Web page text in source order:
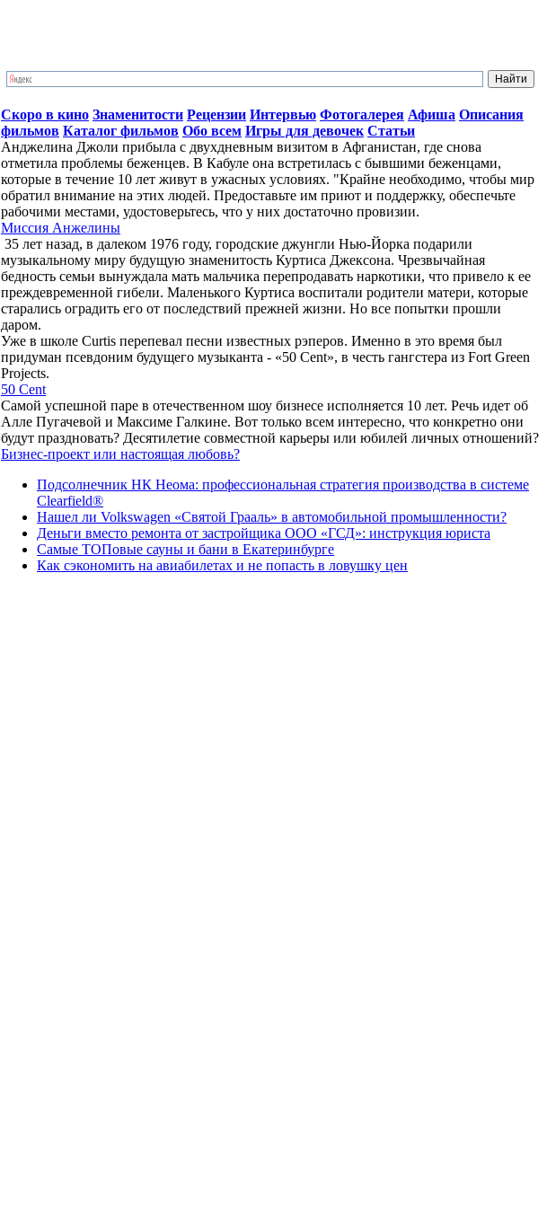
Скоро в кино Знаменитости Рецензии Интервью Фотогалерея Афиша Описания
фильмов Каталог фильмов Обо всем Игры для девочек Статьи
Анджелина Джоли прибыла с двухдневным визитом в Афганистан, где снова
отметила проблемы беженцев. В Кабуле она встретилась с бывшими беженцами,
которые в течение 10 лет живут в ужасных условиях. "Крайне необходимо, чтобы мир
обратил внимание на этих людей. Предоставьте им приют и поддержку, обеспечьте
рабочими местами, удостоверьтесь, что у них достаточно провизии.
Миссия Анжелины
35 лет назад, в далеком 1976 году, городские джунгли Нью-Йорка подарили
музыкальному миру будущую знаменитость Куртиса Джексона. Чрезвычайная
бедность семьи вынуждала мать мальчика перепродавать наркотики, что привело к ее
преждевременной гибели. Маленького Куртиса воспитали родители матери, которые
старались оградить его от последствий прежней жизни. Но все попытки прошли
даром.
Уже в школе Curtis перепевал песни известных рэперов. Именно в это время был
придуман псевдоним будущего музыканта - «50 Cent», в честь гангстера из Fort Green
Projects.
50 Cent
Самой успешной паре в отечественном шоу бизнесе исполняется 10 лет. Речь идет об
Алле Пугачевой и Максиме Галкине. Вот только всем интересно, что конкретно они
будут праздновать? Десятилетие совместной карьеры или юбилей личных отношений?
Бизнес-проект или настоящая любовь?
Подсолнечник НК Неома: профессиональная стратегия производства в системе
Clearfield®
Нашел ли Volkswagen «Святой Грааль» в автомобильной промышленности?
Деньги вместо ремонта от застройщика ООО «ГСД»: инструкция юриста
Самые ТОПовые сауны и бани в Екатеринбурге
Как сэкономить на авиабилетах и не попасть в ловушку цен